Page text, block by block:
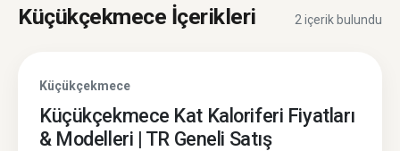
Küçükçekmece İçerikleri 2 içerik bulundu
Küçükçekmece
Küçükçekmece Kat Kaloriferi Fiyatları
& Modelleri | TR Geneli Satış